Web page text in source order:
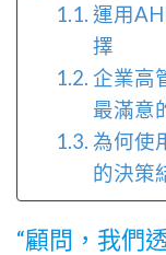
運用
擇
企業高
最滿意
為何使
的決策
“顧問，我們